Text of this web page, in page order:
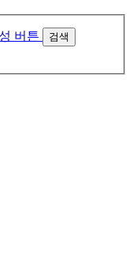
검색